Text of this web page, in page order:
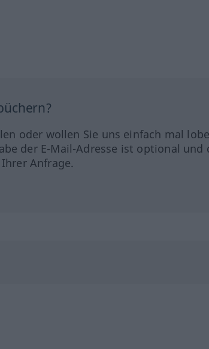
oder wollen Sie uns einfach mal
der E-Mail-Adresse ist optional und
Anfrage.